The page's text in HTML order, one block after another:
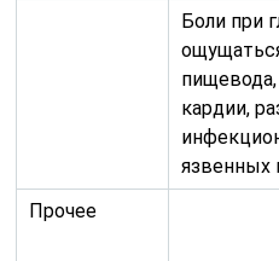
Боли при
пищевода,
кардии,
язвенных
Прочее